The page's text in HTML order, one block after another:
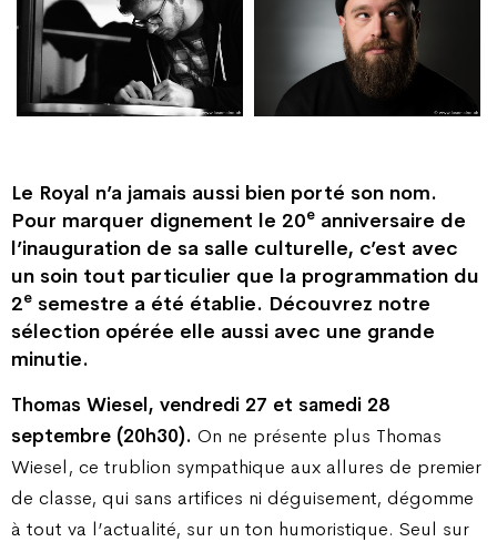
Le Royal n’a jamais aussi bien porté son nom.
Pour marquer dignement le 20e anniversaire de
l’inauguration de sa salle culturelle, c’est avec
un soin tout particulier que la programmation du
2e semestre a été établie. Découvrez notre
sélection opérée elle aussi avec une grande
minutie.
Thomas Wiesel, vendredi 27 et samedi 28
septembre (20h30). On ne présente plus Thomas
Wiesel, ce trublion sympathique aux allures de premier
de classe, qui sans artifices ni déguisement, dégomme
à tout va l’actualité, sur un ton humoristique. Seul sur